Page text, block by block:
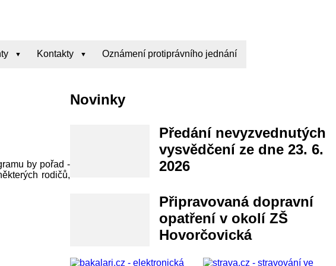
Kontakty Oznámení protiprávního jednání
by pořad -
rodičů,
Novinky
Předání nevyzvednutých
vysvědčení ze dne 23. 6.
2026
Připravovaná dopravní
opatření v okolí ZŠ
Hovorčovická